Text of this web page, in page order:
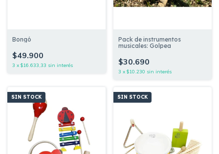
Bongó
$49.900
3 x $16.633,33 sin interés
Pack de instrumentos
musicales: Golpea
$30.690
3 x $10.230 sin interés
SIN STOCK SIN STOCK